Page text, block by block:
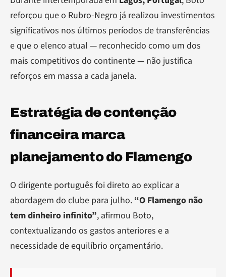
reforçou que o Rubro-Negro já realizou investimentos
significativos nos últimos períodos de transferências
e que o elenco atual — reconhecido como um dos
mais competitivos do continente — não justifica
reforços em massa a cada janela.
Estratégia de contenção
financeira marca
planejamento do Flamengo
O dirigente português foi direto ao explicar a
abordagem do clube para julho. “O Flamengo não
tem dinheiro infinito”, afirmou Boto,
contextualizando os gastos anteriores e a
necessidade de equilíbrio orçamentário.